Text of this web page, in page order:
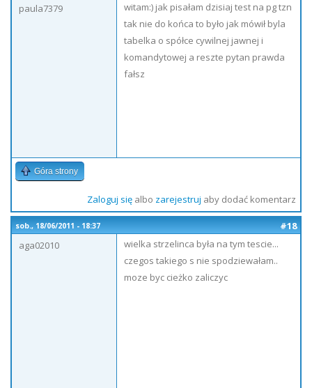
paula7379
witam:) jak pisałam dzisiaj test na pg tzn
tak nie do końca to było jak mówił byla
tabelka o spółce cywilnej jawnej i
komandytowej a reszte pytan prawda
fałsz
Góra strony
Zaloguj sięalbo zarejestruj aby dodać komentarz
sob., 18/06/2011 - 18:37
#18
aga02010
wielka strzelinca była na tym tescie...
czegos takiego s nie spodziewałam..
moze byc cieżko zaliczyc